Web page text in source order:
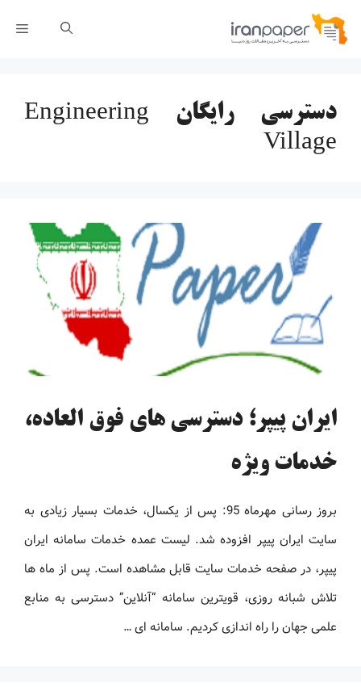
پرش
دسترسی رایگان Engineering
Village
ایران پیپر؛ دسترسی های فوق العاده،
خدمات ویژه
بروز رسانی مهرماه 95: پس از یکسال، خدمات بسیار زیادی به
سایت ایران پیپر افزوده شد. لیست عمده خدمات سامانه ایران
پیپر، در صفحه خدمات سایت قابل مشاهده است. پس از ماه ها
تلاش شبانه روزی، قویترین سامانه “آنلاین” دسترسی به منابع
علمی جهان را راه اندازی کردیم. سامانه ای …